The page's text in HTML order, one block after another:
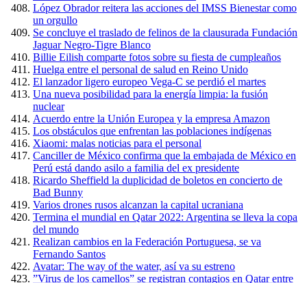
López Obrador reitera las acciones del IMSS Bienestar como
un orgullo
Se concluye el traslado de felinos de la clausurada Fundación
Jaguar Negro-Tigre Blanco
Billie Eilish comparte fotos sobre su fiesta de cumpleaños
Huelga entre el personal de salud en Reino Unido
El lanzador ligero europeo Vega-C se perdió el martes
Una nueva posibilidad para la energía limpia: la fusión
nuclear
Acuerdo entre la Unión Europea y la empresa Amazon
Los obstáculos que enfrentan las poblaciones indígenas
Xiaomi: malas noticias para el personal
Canciller de México confirma que la embajada de México en
Perú está dando asilo a familia del ex presidente
Ricardo Sheffield la duplicidad de boletos en concierto de
Bad Bunny
Varios drones rusos alcanzan la capital ucraniana
Termina el mundial en Qatar 2022: Argentina se lleva la copa
del mundo
Realizan cambios en la Federación Portuguesa, se va
Fernando Santos
Avatar: The way of the water, así va su estreno
”Virus de los camellos” se registran contagios en Qatar entre